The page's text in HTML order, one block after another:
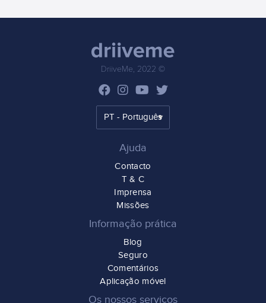
DriiveMe, 2022 ©
Ajuda
Contacto
T & C
Imprensa
Missões
Informação prática
Blog
Seguro
Comentários
Aplicação móvel
Os nossos serviços